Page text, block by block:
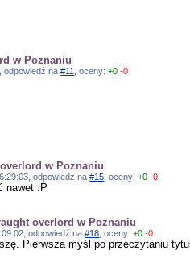
w Poznaniu
odpowiedź na#11 , oceny:+0 -0
w Poznaniu
odpowiedź na#15 , oceny:+0 -0
nawet :P
overlord w Poznaniu
odpowiedź na#18 , oceny:+0 -0
Pierwsza myśl po przeczytaniu